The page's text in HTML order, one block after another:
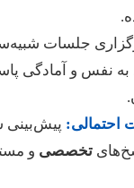
جلسات شبیه‌سازی
و آمادگی
پیش‌بینی
تخصصیو مستدل.